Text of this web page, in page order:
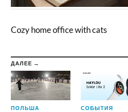
Cozy home office with cats
ДАЛЕЕ →
ПОЛЬША СОБЫТИЯ